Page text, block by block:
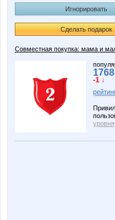
Игнорировать
Сделать подарок
Совместная покупка: мама и
-1 ↓
уровня